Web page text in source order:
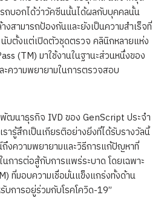
ถบอกได้ว่าวัคซีนนั้นได้ผลกับบุคคลนั้น
สามารถป้องกันและยังเป็นความสำเร็จที่
ตั้งแต่เปิดตัวชุดตรวจ คลินิกหลายแห่ง
(TM) มาใช้งานในฐานะส่วนหนึ่งของ
ความพยายามในการตรวจสอบ
ฒนาธุรกิจ IVD ของ GenScript ประจำ
ารู้สึกเป็นเกียรติอย่างยิ่งที่ได้รับรางวัลนี้
งความพยายามและวิธีการแก้ปัญหาที่
การต่อสู้กับการแพร่ระบาด โดยเฉพาะ
ที่มอบความเชื่อมั่นแข็งแกร่งทั้งด้าน
การอยู่ร่วมกับโรคโควิด-19”